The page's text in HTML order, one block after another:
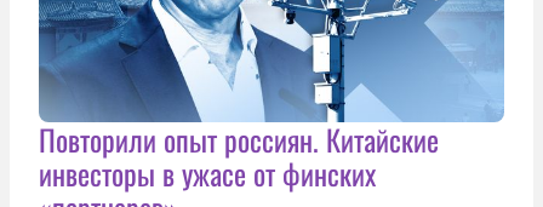
Повторили опыт россиян. Китайские
инвесторы в ужасе от финских